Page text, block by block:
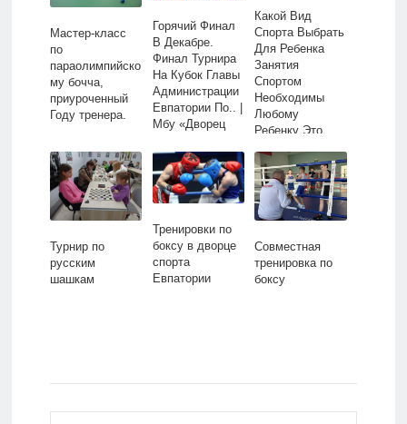
Ю.А. Гагарина
Мастер-класс
по
параолимпийско
му бочча,
приуроченный
Году тренера.
Горячий Финал
В Декабре.
Финал Турнира
На Кубок Главы
Администрации
Евпатории По.. |
Мбу «Дворец
Ю.а. Гагарина
Какой Вид
Спорта Выбрать
Для Ребенка
Занятия
Спортом
Необходимы
Любому
Ребенку Это
Мбу «Дворец
Спорта» Им.
Ю.а. Гагарина
Турнир по
русским
шашкам
Тренировки по
боксу в дворце
спорта
Евпатории
Совместная
тренировка по
боксу